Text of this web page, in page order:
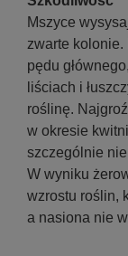
Mszyce
zwarte
pędu
liściach i
roślinę.
w okresie
szczególnie
W wyniku
wzrostu roślin,
a nasiona nie